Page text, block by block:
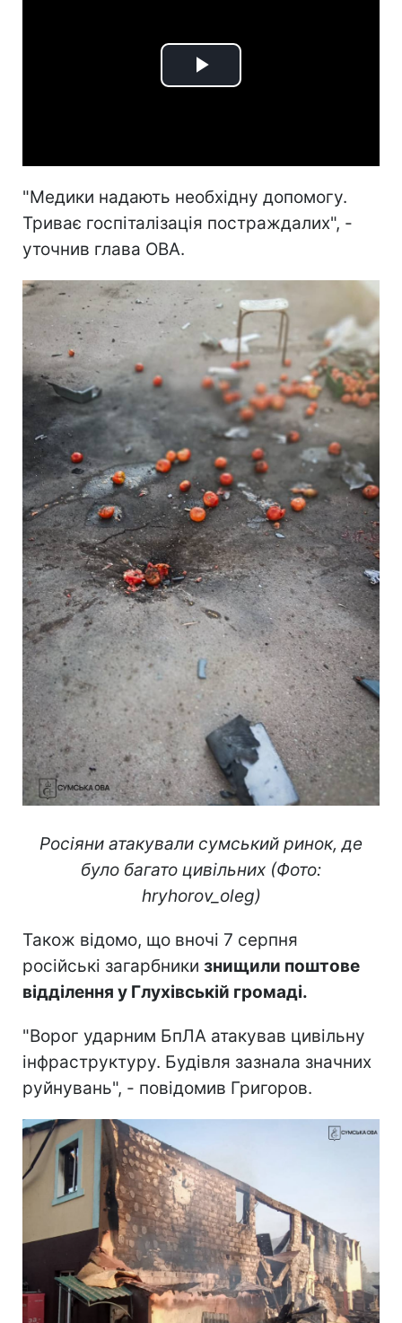
Play
"Медики надають необхідну допомогу.
Триває госпіталізація постраждалих", -
уточнив глава ОВА.
Росіяни атакували сумський ринок, де
було багато цивільних (Фото:
hryhorov_oleg)
Також відомо, що вночі 7 серпня
російські загарбники знищили поштове
відділення у Глухівській громаді.
"Ворог ударним БпЛА атакував цивільну
інфраструктуру. Будівля зазнала значних
руйнувань", - повідомив Григоров.